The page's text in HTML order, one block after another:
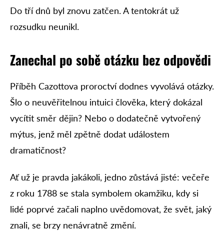
Do tří dnů byl znovu zatčen. A tentokrát už
rozsudku neunikl.
Zanechal po sobě otázku bez odpovědi
Příběh Cazottova proroctví dodnes vyvolává otázky.
Šlo o neuvěřitelnou intuici člověka, který dokázal
vycítit směr dějin? Nebo o dodatečně vytvořený
mýtus, jenž měl zpětně dodat událostem
dramatičnost?
Ať už je pravda jakákoli, jedno zůstává jisté: večeře
z roku 1788 se stala symbolem okamžiku, kdy si
lidé poprvé začali naplno uvědomovat, že svět, jaký
znali, se brzy nenávratně změní.